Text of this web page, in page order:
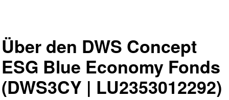
Über den DWS Concept
ESG Blue Economy Fonds
(DWS3CY | LU2353012292)